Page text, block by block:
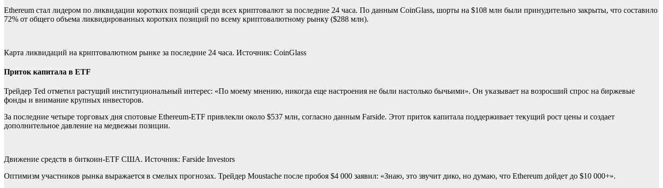
Ethereum стал лидером по ликвидации коротких позиций среди всех криптовалют за последние 24 часа. По данным CoinGlass, шорты на $108 млн были принудительно закрыты, что составило
72% от общего объема ликвидированных коротких позиций по всему криптовалютному рынку ($288 млн).
Карта ликвидаций на криптовалютном рынке за последние 24 часа. Источник: CoinGlass
Приток капитала в ETF
Трейдер Ted отметил растущий институциональный интерес: «По моему мнению, никогда еще настроения не были настолько бычьими». Он указывает на возросший спрос на биржевые
фонды и внимание крупных инвесторов.
За последние четыре торговых дня спотовые Ethereum-ETF привлекли около $537 млн, согласно данным Farside. Этот приток капитала поддерживает текущий рост цены и создает
дополнительное давление на медвежьи позиции.
Движение средств в биткоин-ETF США. Источник: Farside Investors
Оптимизм участников рынка выражается в смелых прогнозах. Трейдер Moustache после пробоя $4 000 заявил: «Знаю, это звучит дико, но думаю, что Ethereum дойдет до $10 000+».